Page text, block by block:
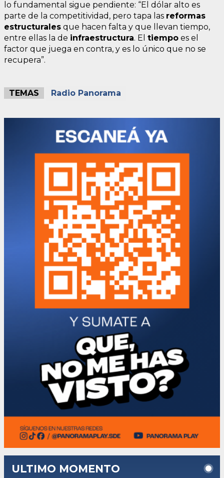
lo fundamental sigue pendiente: “El dólar alto es
parte de la competitividad, pero tapa las reformas
estructurales que hacen falta y que llevan tiempo,
entre ellas la de infraestructura. El tiempo es el
factor que juega en contra, y es lo único que no se
recupera”.
TEMAS Radio Panorama
ULTIMO MOMENTO